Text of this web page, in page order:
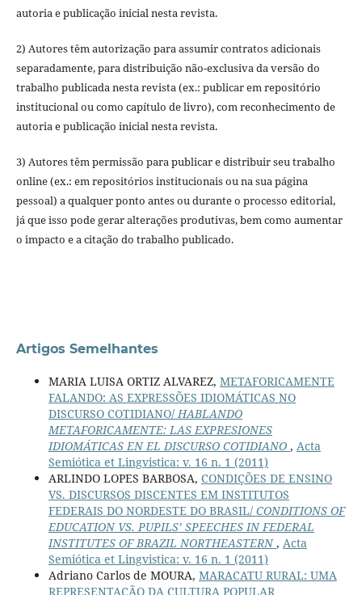
autoria e publicação inicial nesta revista.
2) Autores têm autorização para assumir contratos adicionais
separadamente, para distribuição não-exclusiva da versão do
trabalho publicada nesta revista (ex.: publicar em repositório
institucional ou como capítulo de livro), com reconhecimento de
autoria e publicação inicial nesta revista.
3) Autores têm permissão para publicar e distribuir seu trabalho
online (ex.: em repositórios institucionais ou na sua página
pessoal) a qualquer ponto antes ou durante o processo editorial,
já que isso pode gerar alterações produtivas, bem como aumentar
o impacto e a citação do trabalho publicado.
Artigos Semelhantes
MARIA LUISA ORTIZ ALVAREZ, METAFORICAMENTE
FALANDO: AS EXPRESSÕES IDIOMÁTICAS NO
DISCURSO COTIDIANO/HABLANDO
METAFORICAMENTE: LAS EXPRESIONES
IDIOMÁTICAS EN EL DISCURSO COTIDIANO , Acta
Semiótica et Lingvistica: v. 16 n. 1 (2011)
ARLINDO LOPES BARBOSA, CONDIÇÕES DE ENSINO
VS. DISCURSOS DISCENTES EM INSTITUTOS
FEDERAIS DO NORDESTE DO BRASIL/CONDITIONS OF
EDUCATION VS. PUPILS’ SPEECHES IN FEDERAL
INSTITUTES OF BRAZIL NORTHEASTERN , Acta
Semiótica et Lingvistica: v. 16 n. 1 (2011)
Adriano Carlos de MOURA, MARACATU RURAL: UMA
REPRESENTAÇÃO DA CULTURA POPULAR